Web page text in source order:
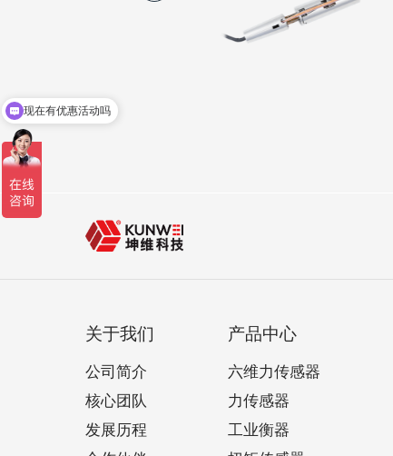
关于我们
公司简介
核心团队
发展历程
产品中心
六维力传感器
力传感器
工业衡器
现在有优惠活动吗